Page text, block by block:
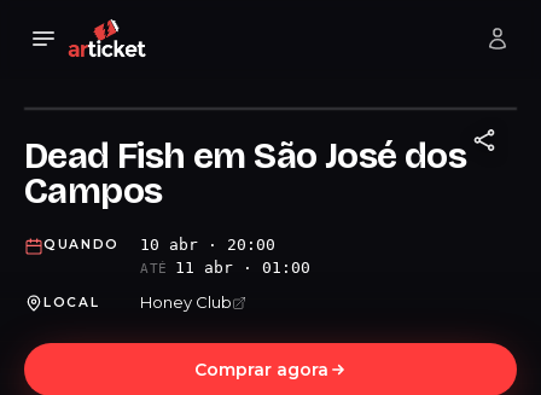
Dead Fish em São José dos
Campos
QUANDO 10 abr · 20:00
ATÉ 11 abr · 01:00
LOCAL Honey Club
Comprar agora